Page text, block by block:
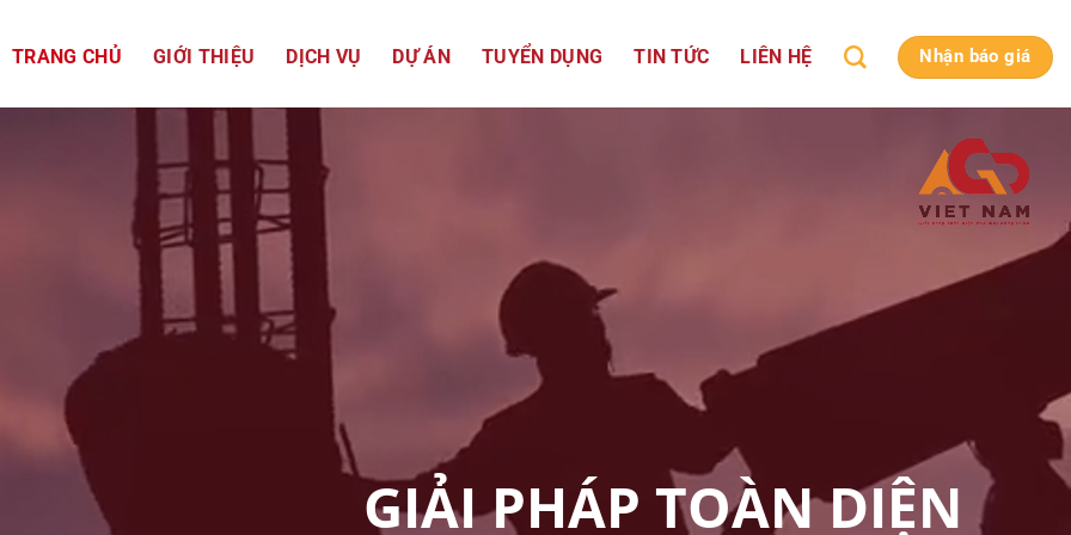
TRANG CHỦ GIỚI THIỆU DỊCH VỤ DỰ ÁN TUYỂN DỤNG TIN TỨC LIÊN HỆ Nhận báo giá
GIẢI PHÁP TOÀN DIỆN